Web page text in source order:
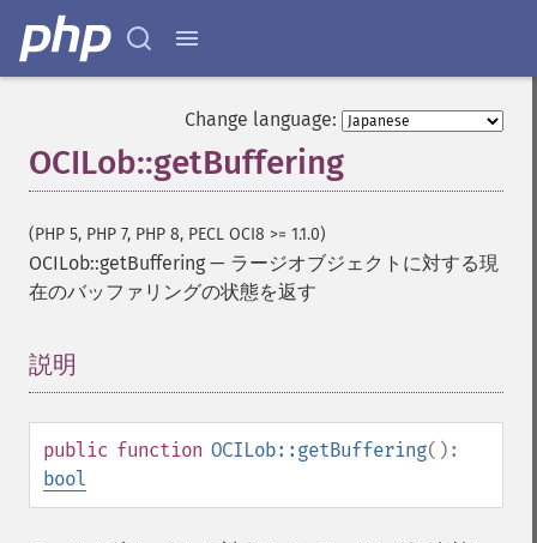
Change language:
OCILob::getBuffering
(PHP 5, PHP 7, PHP 8, PECL OCI8 >= 1.1.0)
OCILob::getBuffering — ラージオブジェクトに対する現
在のバッファリングの状態を返す
説明
public function OCILob::getBuffering():
bool